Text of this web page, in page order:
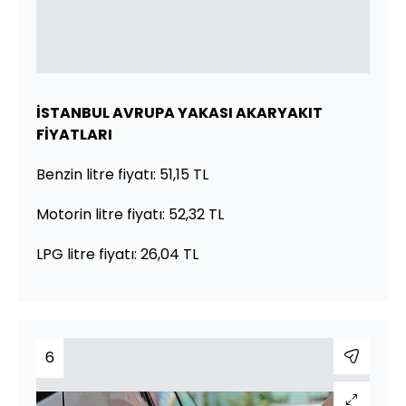
İSTANBUL AVRUPA YAKASI AKARYAKIT
FİYATLARI
Benzin litre fiyatı: 51,15 TL
Motorin litre fiyatı: 52,32 TL
LPG litre fiyatı: 26,04 TL
6